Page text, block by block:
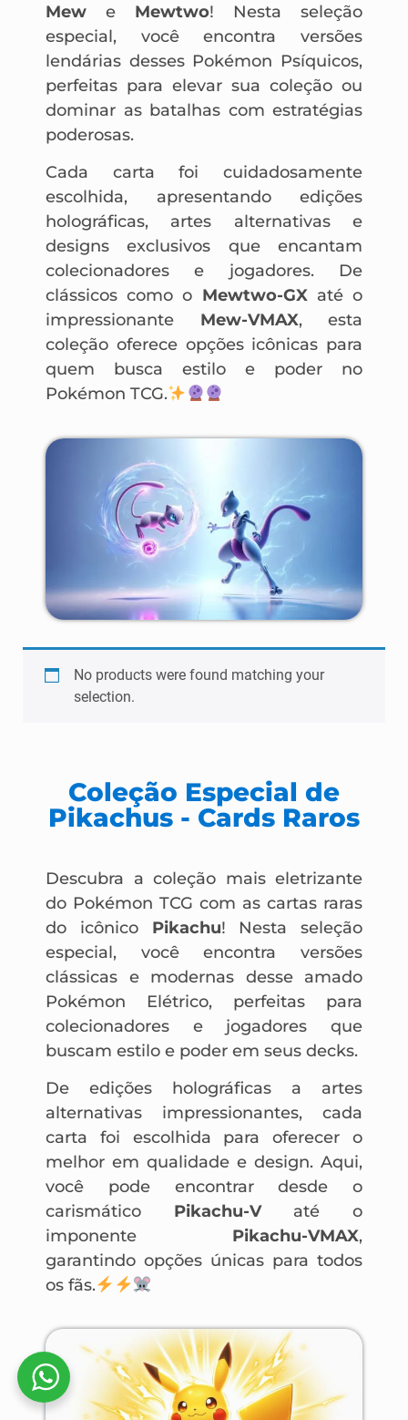
Mew e Mewtwo! Nesta seleção
especial, você encontra versões
lendárias desses Pokémon Psíquicos,
perfeitas para elevar sua coleção ou
dominar as batalhas com estratégias
poderosas.
Cada carta foi cuidadosamente
escolhida, apresentando edições
holográficas, artes alternativas e
designs exclusivos que encantam
colecionadores e jogadores. De
clássicos como o Mewtwo-GXaté o
impressionante Mew-VMAX, esta
coleção oferece opções icônicas para
quem busca estilo e poder no
Pokémon TCG.
No products were found matching your
selection.
Coleção Especial de
Pikachus - Cards Raros
Descubra a coleção mais eletrizante
do Pokémon TCG com as cartas raras
do icônico Pikachu! Nesta seleção
especial, você encontra versões
clássicas e modernas desse amado
Pokémon Elétrico, perfeitas para
colecionadores e jogadores que
buscam estilo e poder em seus decks.
De edições holográficas a artes
alternativas impressionantes, cada
carta foi escolhida para oferecer o
melhor em qualidade e design. Aqui,
você pode encontrar desde o
carismático Pikachu-Vaté o
imponente Pikachu-VMAX,
garantindo opções únicas para todos
os fãs.